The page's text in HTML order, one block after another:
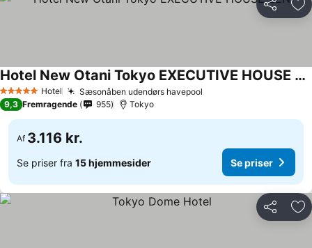
Del
5 Stjerner Hotel Sæsonåben udendørs havepool
Hotel New Otani Tokyo EXECUTIVE HOUSE ZEN
9,3 Fremragende 955 Tokyo
Af 3.116 kr.
Se priser fra 15 hjemmesider Se priser
Del